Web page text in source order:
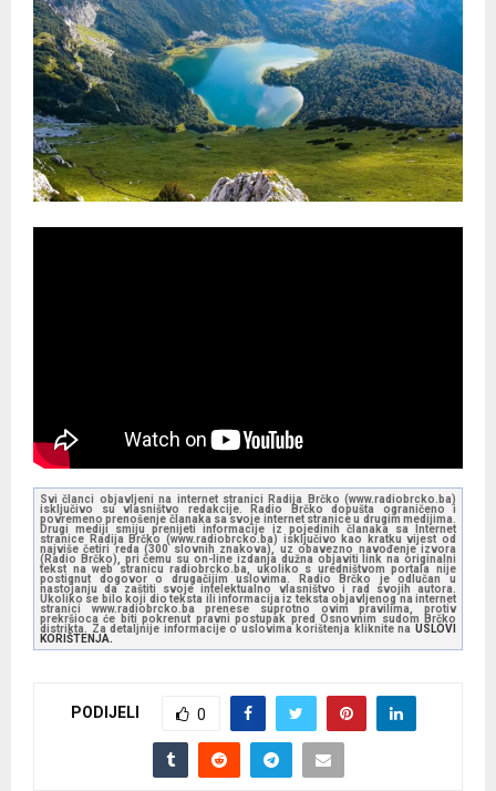
Svi članci objavljeni na internet stranici Radija Brčko (www.radiobrcko.ba)
isključivo su vlasništvo redakcije. Radio Brčko dopušta ograničeno i
povremeno prenošenje članaka sa svoje internet stranice u drugim medijima.
Drugi mediji smiju prenijeti informacije iz pojedinih članaka sa Internet
stranice Radija Brčko (www.radiobrcko.ba) isključivo kao kratku vijest od
najviše četiri reda (300 slovnih znakova), uz obavezno navođenje izvora
(Radio Brčko), pri čemu su on-line izdanja dužna objaviti link na originalni
tekst na web stranicu radiobrcko.ba, ukoliko s uredništvom portala nije
postignut dogovor o drugačijim uslovima. Radio Brčko je odlučan u
nastojanju da zaštiti svoje intelektualno vlasništvo i rad svojih autora.
Ukoliko se bilo koji dio teksta ili informacija iz teksta objavljenog na internet
stranici www.radiobrcko.ba prenese suprotno ovim pravilima, protiv
prekršioca će biti pokrenut pravni postupak pred Osnovnim sudom Brčko
distrikta. Za detaljnije informacije o uslovima korištenja kliknite na USLOVI
KORIŠTENJA.
PODIJELI 0